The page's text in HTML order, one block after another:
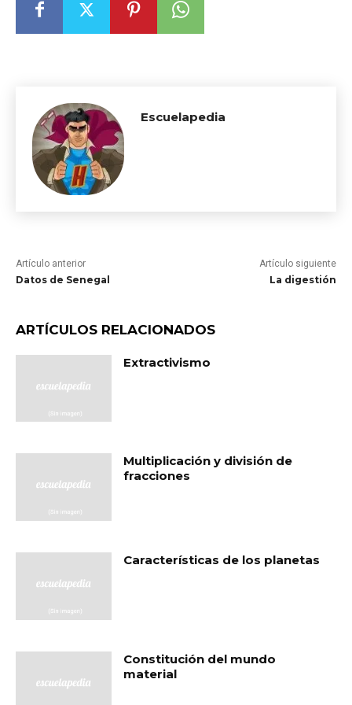
Escuelapedia
Artículo anterior
Datos de Senegal
Artículo siguiente
La digestión
ARTÍCULOS RELACIONADOS
Extractivismo
Multiplicación y división de
fracciones
Características de los planetas
Constitución del mundo
material